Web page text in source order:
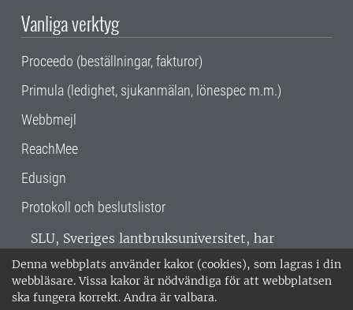
Denna webbplats använder kakor (cookies), som lagras i din
webbläsare. Vissa kakor är nödvändiga för att webbplatsen
ska fungera korrekt. Andra är valbara.
Vanliga verktyg
Proceedo (beställningar, fakturor)
Primula (ledighet, sjukanmälan, lönespec m.m.)
Webbmejl
ReachMee
Edusign
Protokoll och beslutslistor
SLU, Sveriges lantbruksuniversitet, har
verksamhet över hela Sverige. Huvudorter är
Alnarp, Uppsala och Umeå.SLU är
miljöcertifierat enligt ISO 14001. •